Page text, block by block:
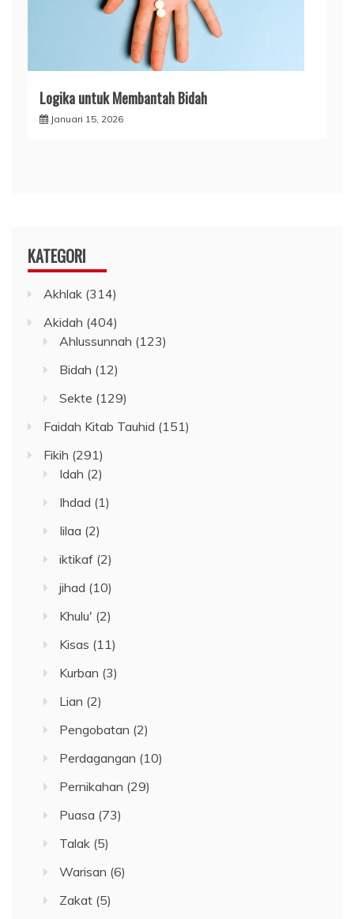
Logika untuk Membantah Bidah
Januari 15, 2026
KATEGORI
Akhlak (314)
Akidah (404)
Ahlussunnah (123)
Bidah (12)
Sekte (129)
Faidah Kitab Tauhid (151)
Fikih (291)
Idah (2)
Ihdad (1)
Iilaa (2)
iktikaf (2)
jihad (10)
Khulu' (2)
Kisas (11)
Kurban (3)
Lian (2)
Pengobatan (2)
Perdagangan (10)
Pernikahan (29)
Puasa (73)
Talak (5)
Warisan (6)
Zakat (5)